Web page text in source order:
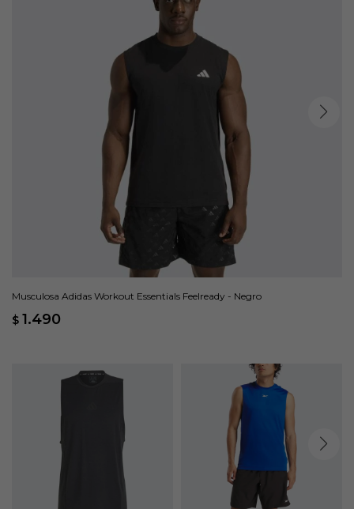
Musculosa Adidas Workout Essentials Feelready - Negro
$ 1.490